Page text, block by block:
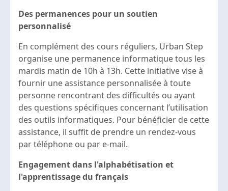
Des permanences pour un soutien
personnalisé
En complément des cours réguliers, Urban Step
organise une permanence informatique tous les
mardis matin de 10h à 13h. Cette initiative vise à
fournir une assistance personnalisée à toute
personne rencontrant des difficultés ou ayant
des questions spécifiques concernant l’utilisation
des outils informatiques. Pour bénéficier de cette
assistance, il suffit de prendre un rendez-vous
par téléphone ou par e-mail.
Engagement dans l'alphabétisation et
l'apprentissage du français